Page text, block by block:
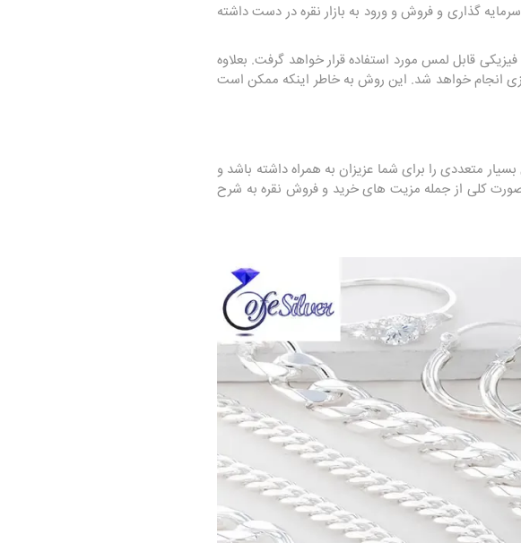
گذاری و فروش و ورود به بازار نقره در دست داشته
قابل لمس مورد استفاده قرار خواهد گرفت. بعلاوه
انجام خواهد شد. این روش به خاطر اینکه ممکن است
متعددی را برای شما عزیزان به همراه داشته باشد و
صورت کلی از جمله مزیت های خرید و فروش نقره به شرح